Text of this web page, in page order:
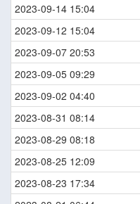
2023-09-14 15:04
2023-09-12 15:04
2023-09-07 20:53
2023-09-05 09:29
2023-09-02 04:40
2023-08-31 08:14
2023-08-29 08:18
2023-08-25 12:09
2023-08-23 17:34